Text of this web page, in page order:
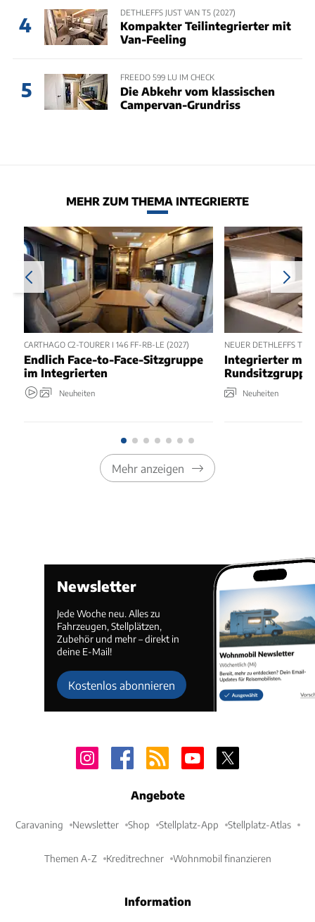
4
DETHLEFFS JUST VAN T5 (2027)
Kompakter Teilintegrierter mit
Van-Feeling
5
FREEDO 599 LU IM CHECK
Die Abkehr vom klassischen
Campervan-Grundriss
MEHR ZUM THEMA INTEGRIERTE
CARTHAGO C2-TOURER I 146 FF-RB-LE (2027)
Endlich Face-to-Face-Sitzgruppe
im Integrierten
Neuheiten
NEUER DETHLEFFS
Integrierter mit
Neuheiten
Mehr anzeigen
Newsletter
Jede Woche neu. Alles zu
Fahrzeugen, Stellplätzen,
Zubehör und mehr – direkt in
deine E-Mail!
Kostenlos abonnieren
Angebote
Caravaning Newsletter Shop Stellplatz-App Stellplatz-Atlas
Themen A-Z Kreditrechner Wohnmobil finanzieren
Information